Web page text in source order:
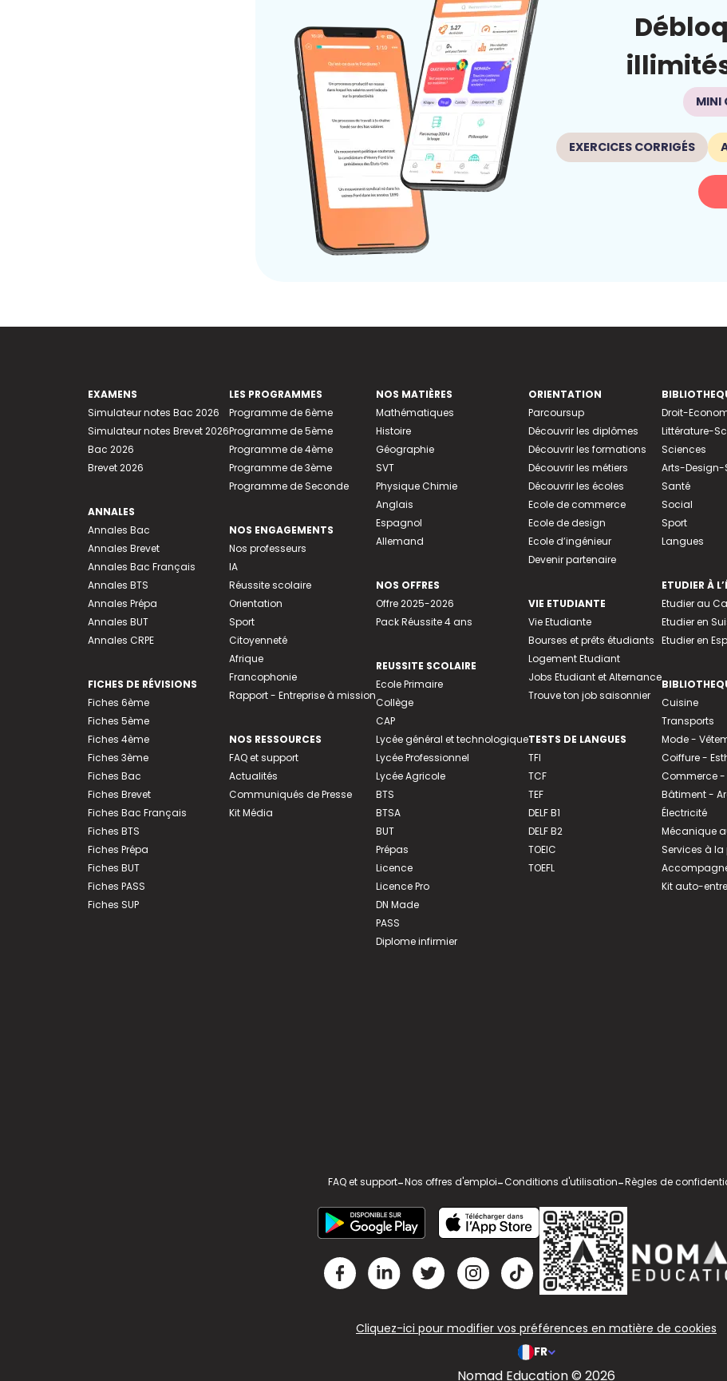
MINI
EXERCICES CORRIGÉS
EXAMENS
Simulateur notes Bac 2026
Simulateur notes Brevet 2026
Bac 2026
Brevet 2026
ANNALES
Annales Bac
Annales Brevet
Annales Bac Français
Annales BTS
Annales Prépa
Annales BUT
Annales CRPE
FICHES DE RÉVISIONS
Fiches 6ème
Fiches 5ème
Fiches 4ème
Fiches 3ème
Fiches Bac
Fiches Brevet
Fiches Bac Français
Fiches BTS
Fiches Prépa
Fiches BUT
Fiches PASS
Fiches SUP
LES PROGRAMMES
Programme de 6ème
Programme de 5ème
Programme de 4ème
Programme de 3ème
Programme de Seconde
NOS ENGAGEMENTS
Nos professeurs
IA
Réussite scolaire
Orientation
Sport
Citoyenneté
Afrique
Francophonie
Rapport - Entreprise à mission
NOS RESSOURCES
FAQ et support
Actualités
Communiqués de Presse
Kit Média
NOS MATIÈRES
Mathématiques
Histoire
Géographie
SVT
Physique Chimie
Anglais
Espagnol
Allemand
NOS OFFRES
Offre 2025-2026
Pack Réussite 4 ans
REUSSITE SCOLAIRE
Ecole Primaire
Collège
CAP
Lycée général et technologique
Lycée Professionnel
Lycée Agricole
BTS
BTSA
BUT
Prépas
Licence
Licence Pro
DN Made
PASS
Diplome infirmier
ORIENTATION
Parcoursup
Découvrir les diplômes
Découvrir les formations
Découvrir les métiers
Découvrir les écoles
Ecole de commerce
Ecole de design
Ecole d’ingénieur
Devenir partenaire
VIE ETUDIANTE
Vie Etudiante
Bourses et prêts étudiants
Logement Etudiant
Jobs Etudiant et Alternance
Trouve ton job saisonnier
TESTS DE LANGUES
TFI
TCF
TEF
DELF B1
DELF B2
TOEIC
TOEFL
Droit-
Littérature-
Sciences
Arts-
Santé
Social
Sport
Langues
ETUDIER À
Etudier au
Etudier en
Etudier en
Cuisine
Transports
Mode -
Coiffure -
Commerce -
Bâtiment -
Électricité
Mécanique
Services à la
Kit auto-
FAQ et support-Nos offres d'emploi-Conditions d'utilisation-Règles de
Cliquez-ici pour modifier vos préférences en matière de cookies
FR
Nomad Education © 2026